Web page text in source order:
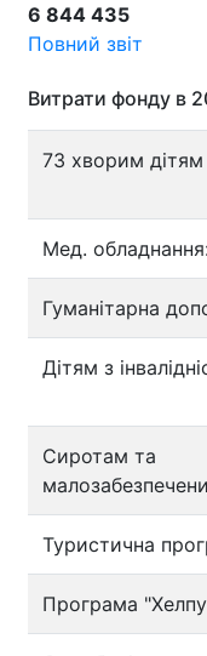
6 844 435
Повний звіт
Витрати фонду в
73 хворим дітям
Мед.
Гуманітарна
Дітям з
Сиротам та
Туристична
Програма